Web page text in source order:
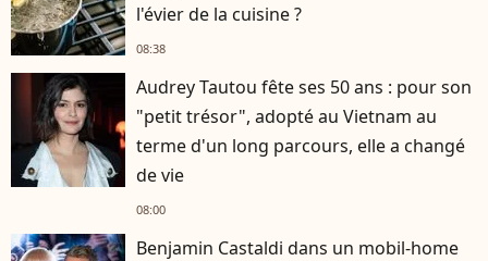
l'évier de la cuisine ?
08:38
Audrey Tautou fête ses 50 ans : pour son
"petit trésor", adopté au Vietnam au
terme d'un long parcours, elle a changé
de vie
08:00
Benjamin Castaldi dans un mobil-home